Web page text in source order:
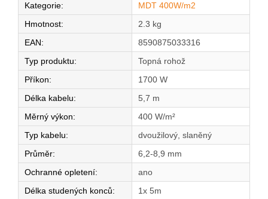
Kategorie:
MDT 400W/m2
Hmotnost:
2.3 kg
EAN:
8590875033316
Typ produktu:
Topná rohož
Příkon:
1700 W
Délka kabelu:
5,7 m
Měrný výkon:
400 W/m²
Typ kabelu:
dvoužilový, slaněný
Průměr:
6,2-8,9 mm
Ochranné opletení:
ano
Délka studených konců:
1x 5m